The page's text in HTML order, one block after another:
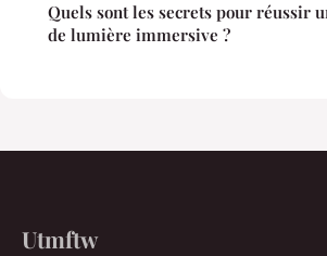
Quels sont les secrets pour réussir
de lumière immersive ?
Utmftw